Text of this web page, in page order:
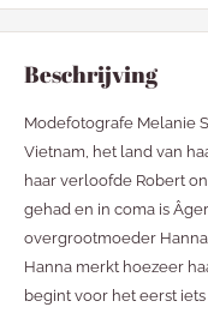
Beschrijving
Modefotografe Melanie
Vietnam, het land van
haar verloofde Robert
gehad en in coma is
overgrootmoeder
Hanna merkt hoezeer
begint voor het eerst